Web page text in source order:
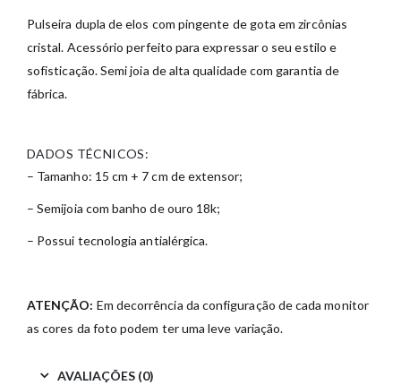
Pulseira dupla de elos com pingente de gota em zircônias
cristal. Acessório perfeito para expressar o seu estilo e
sofisticação. Semi joia de alta qualidade com garantia de
fábrica.
DADOS TÉCNICOS:
– Tamanho: 15 cm + 7 cm de extensor;
– Semijoia com banho de ouro 18k;
– Possui tecnologia antialérgica.
ATENÇÃO: Em decorrência da configuração de cada monitor
as cores da foto podem ter uma leve variação.
AVALIAÇÕES (0)